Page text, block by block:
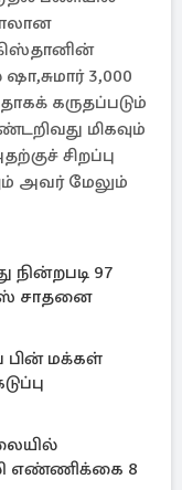
3,000
கருதப்படும்
மிகவும்
சிறப்பு
அவர் மேலும்
97
சாதனை
பின் மக்கள்
எண்ணிக்கை 8